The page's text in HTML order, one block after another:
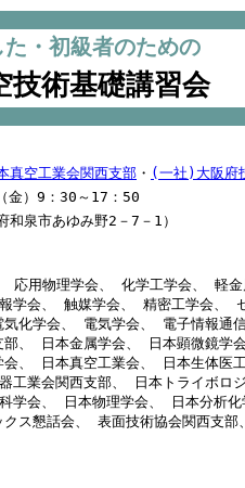
・初級者のための
技術基礎講習会
真空工業会関西支部 ・ (一社)大阪府
金）9：30～17：50
和泉市あゆみ野2－7－1）
応用物理学会、 化学工学会、 軽
学会、 触媒学会、 精密工学会、 セ
化学会、 電気学会、 電子情報通
部、 日本金属学会、 日本顕微鏡学
、 日本真空工業会、 日本生体医
工業会関西支部、 日本トライボロ
学会、 日本物理学会、 日本分析化
ス懇話会、 表面技術協会関西支